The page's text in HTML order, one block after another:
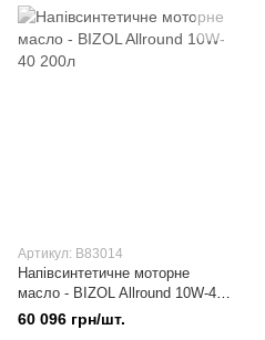
Артикул: B83014
Напівсинтетичне моторне
масло - BIZOL Allround 10W-40
200л
60 096 грн/шт.